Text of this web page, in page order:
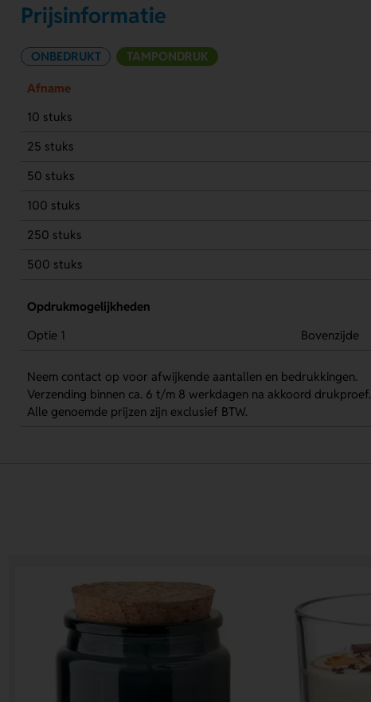
Prijsinformatie
ONBEDRUKT TAMPONDRUK
Afname
10 stuks
25 stuks
50 stuks
100 stuks
250 stuks
500 stuks
Opdrukmogelijkheden
Optie 1
Bovenzijde
Neem contact op voor afwijkende aantallen en bedrukkingen.
Verzending binnen ca. 6 t/m 8 werkdagen na akkoord drukproef.
Alle genoemde prijzen zijn exclusief BTW.